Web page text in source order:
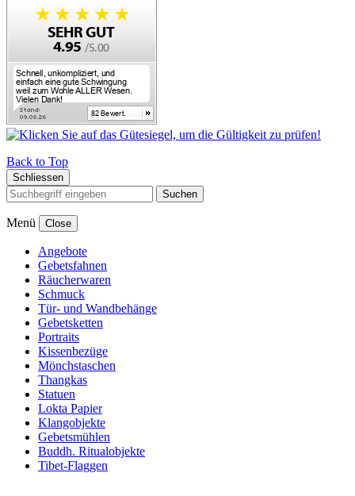
Back to Top
Schliessen
Suchen
Menü Close
Angebote
Gebetsfahnen
Räucherwaren
Schmuck
Tür- und Wandbehänge
Gebetsketten
Portraits
Kissenbezüge
Mönchstaschen
Thangkas
Statuen
Lokta Papier
Klangobjekte
Gebetsmühlen
Buddh. Ritualobjekte
Tibet-Flaggen